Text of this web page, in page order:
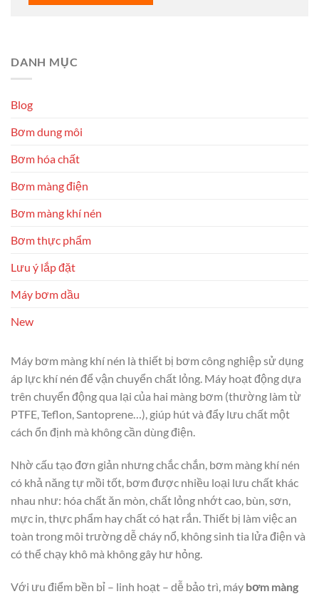
DANH MỤC
Blog
Bơm dung môi
Bơm hóa chất
Bơm màng điện
Bơm màng khí nén
Bơm thực phẩm
Lưu ý lắp đặt
Máy bơm dầu
New
Máy bơm màng khí nén là thiết bị bơm công nghiệp sử dụng
áp lực khí nén để vận chuyển chất lỏng. Máy hoạt động dựa
trên chuyển động qua lại của hai màng bơm (thường làm từ
PTFE, Teflon, Santoprene…), giúp hút và đẩy lưu chất một
cách ổn định mà không cần dùng điện.
Nhờ cấu tạo đơn giản nhưng chắc chắn, bơm màng khí nén
có khả năng tự mồi tốt, bơm được nhiều loại lưu chất khác
nhau như: hóa chất ăn mòn, chất lỏng nhớt cao, bùn, sơn,
mực in, thực phẩm hay chất có hạt rắn. Thiết bị làm việc an
toàn trong môi trường dễ cháy nổ, không sinh tia lửa điện và
có thể chạy khô mà không gây hư hỏng.
Với ưu điểm bền bỉ – linh hoạt – dễ bảo trì, máy bơm màng